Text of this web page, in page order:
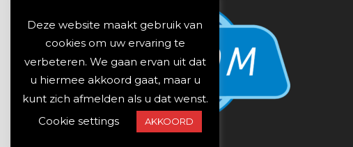
Deze website maakt gebruik van
cookies om uw ervaring te
verbeteren. We gaan ervan uit dat
u hiermee akkoord gaat, maar u
kunt zich afmelden als u dat wenst.
Cookie settings
AKKOORD